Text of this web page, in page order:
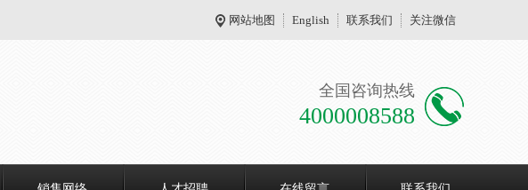
网站地图 English 联系我们 关注微信
全国咨询热线
4000008588